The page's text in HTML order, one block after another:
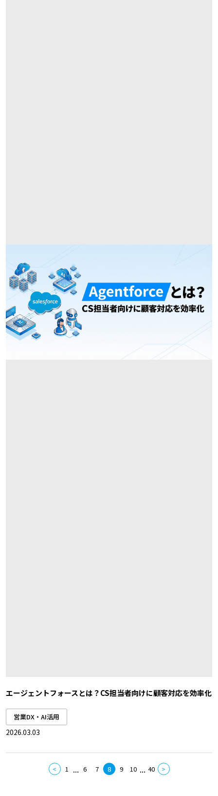
エージェントフォースとは？CS担当者向けに顧客対応を効率化
営業DX・AI活用
2026.03.03
< 1 ... 6 7 8 9 10 ... 40 >